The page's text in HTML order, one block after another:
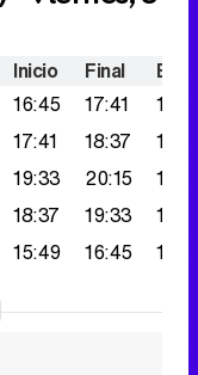
Inicio Final
16:45 17:41
17:41 18:37
19:33 20:15
18:37 19:33
15:49 16:45